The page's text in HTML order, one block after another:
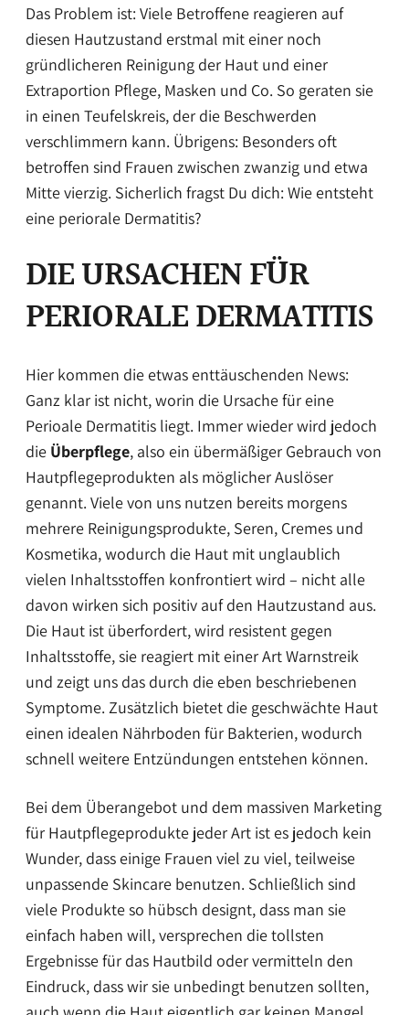
Das Problem ist: Viele Betroffene reagieren auf
diesen Hautzustand erstmal mit einer noch
gründlicheren Reinigung der Haut und einer
Extraportion Pflege, Masken und Co. So geraten sie
in einen Teufelskreis, der die Beschwerden
verschlimmern kann. Übrigens: Besonders oft
betroffen sind Frauen zwischen zwanzig und etwa
Mitte vierzig. Sicherlich fragst Du dich: Wie entsteht
eine periorale Dermatitis?
DIE URSACHEN FÜR
PERIORALE DERMATITIS
Hier kommen die etwas enttäuschenden News:
Ganz klar ist nicht, worin die Ursache für eine
Perioale Dermatitis liegt. Immer wieder wird jedoch
die Überpflege, also ein übermäßiger Gebrauch von
Hautpflegeprodukten als möglicher Auslöser
genannt. Viele von uns nutzen bereits morgens
mehrere Reinigungsprodukte, Seren, Cremes und
Kosmetika, wodurch die Haut mit unglaublich
vielen Inhaltsstoffen konfrontiert wird – nicht alle
davon wirken sich positiv auf den Hautzustand aus.
Die Haut ist überfordert, wird resistent gegen
Inhaltsstoffe, sie reagiert mit einer Art Warnstreik
und zeigt uns das durch die eben beschriebenen
Symptome. Zusätzlich bietet die geschwächte Haut
einen idealen Nährboden für Bakterien, wodurch
schnell weitere Entzündungen entstehen können.
Bei dem Überangebot und dem massiven Marketing
für Hautpflegeprodukte jeder Art ist es jedoch kein
Wunder, dass einige Frauen viel zu viel, teilweise
unpassende Skincare benutzen. Schließlich sind
viele Produkte so hübsch designt, dass man sie
einfach haben will, versprechen die tollsten
Ergebnisse für das Hautbild oder vermitteln den
Eindruck, dass wir sie unbedingt benutzen sollten,